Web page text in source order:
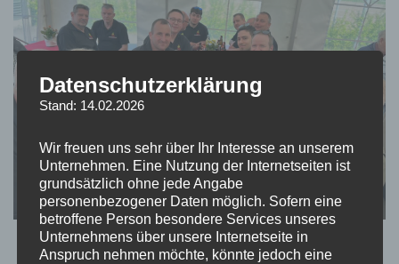
Datenschutzerklärung
Stand: 14.02.2026
Wir freuen uns sehr über Ihr Interesse an unserem
Unternehmen. Eine Nutzung der Internetseiten ist
grundsätzlich ohne jede Angabe
personenbezogener Daten möglich. Sofern eine
betroffene Person besondere Services unseres
Unternehmens über unsere Internetseite in
Anspruch nehmen möchte, könnte jedoch eine